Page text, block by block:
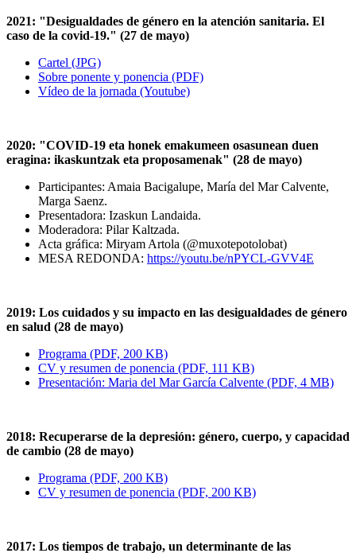
2021: "Desigualdades de género en la atención sanitaria. El
caso de la covid-19." (27 de mayo)
Cartel (JPG)
Sobre ponente y ponencia (PDF)
Vídeo de la jornada (Youtube)
2020: "COVID-19 eta honek emakumeen osasunean duen
eragina: ikaskuntzak eta proposamenak" (28 de mayo)
Participantes: Amaia Bacigalupe, María del Mar Calvente,
Marga Saenz.
Presentadora: Izaskun Landaida.
Moderadora: Pilar Kaltzada.
Acta gráfica: Miryam Artola (@muxotepotolobat)
MESA REDONDA: https://youtu.be/nPYCL-GVV4E
2019: Los cuidados y su impacto en las desigualdades de género
en salud (28 de mayo)
Programa (PDF, 200 KB)
CV y resumen de ponencia (PDF, 111 KB)
Presentación: Maria del Mar García Calvente (PDF, 4 MB)
2018: Recuperarse de la depresión: género, cuerpo, y capacidad
de cambio (28 de mayo)
Programa (PDF, 200 KB)
CV y resumen de ponencia (PDF, 200 KB)
2017: Los tiempos de trabajo, un determinante de las